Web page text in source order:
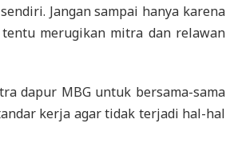
Jangan sampai hanya karena
merugikan mitra dan relawan
dapur MBG untuk bersama-sama
kerja agar tidak terjadi hal-hal